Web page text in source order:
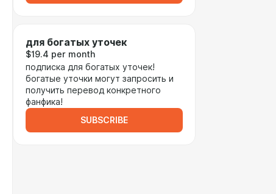
для богатых уточек
$19.4 per month
подписка для богатых уточек!
богатые уточки могут запросить и
получить перевод конкретного
фанфика!
SUBSCRIBE